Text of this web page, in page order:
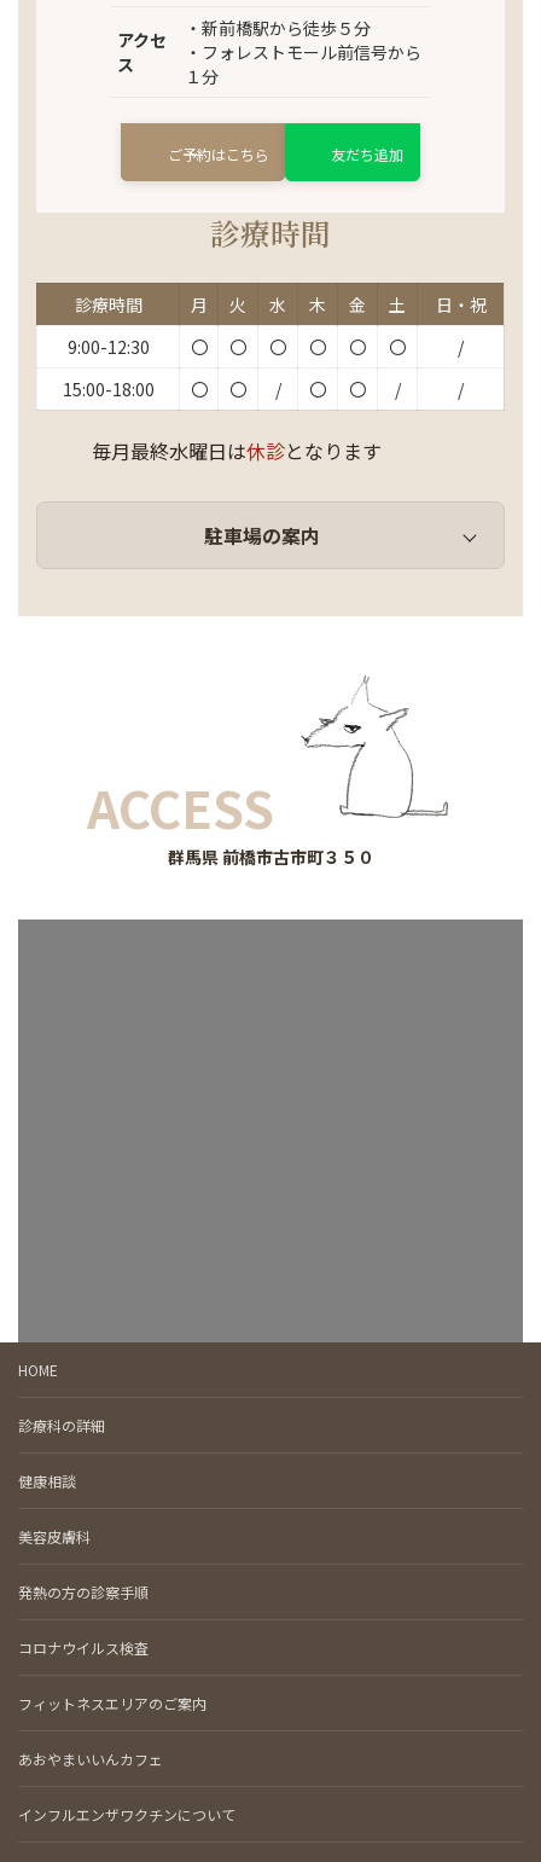
アクセ
ス
・新前橋駅から徒歩５分
・フォレストモール前信号から
１分
ご予約はこちら 友だち追加
診療時間
診療時間 月 火 水 木 金 土
日・祝
9:00-12:30
〇 〇 〇 〇 〇 〇
/
15:00-18:00
〇 〇 / 〇 〇 / /
毎月最終水曜日は休診となります
駐車場の案内
ACCESS
群馬県 前橋市古市町３５０
HOME
診療科の詳細
健康相談
美容皮膚科
発熱の方の診察手順
コロナウイルス検査
フィットネスエリアのご案内
あおやまいいんカフェ
インフルエンザワクチンについて